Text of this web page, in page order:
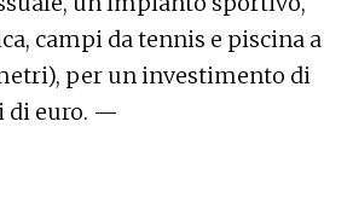
campi da tennis e piscina a
per un investimento di
di euro. —